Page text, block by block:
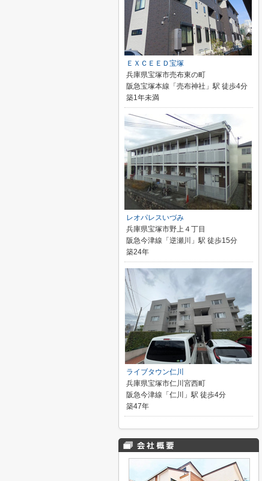
ＥＸＣＥＥＤ宝塚
兵庫県宝塚市売布東の町
阪急宝塚本線「売布神社」駅 徒歩4分
築1年未満
レオパレスいづみ
兵庫県宝塚市野上４丁目
阪急今津線「逆瀬川」駅 徒歩15分
築24年
ライブタウン仁川
兵庫県宝塚市仁川宮西町
阪急今津線「仁川」駅 徒歩4分
築47年